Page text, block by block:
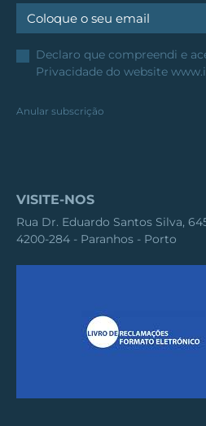
Declaro que compreendi e
Privacidade do website
Anular subscrição
VISITE-NOS
Rua Dr. Eduardo Santos Silva,
4200-284 - Paranhos - Porto